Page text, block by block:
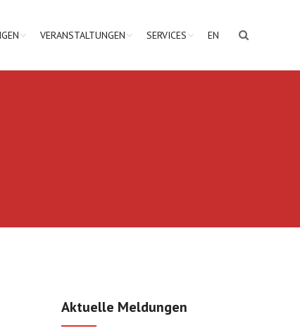
VERANSTALTUNGEN SERVICES EN
Aktuelle Meldungen